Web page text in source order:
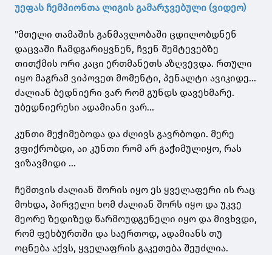
უეფას ჩემპიონთა ლიგის გამარჯვებული (ვიდეო)
"მთელი თამაშის განმავლობაში ცდილობდნენ
დაცვაში ჩამდგარიყვნენ, ჩვენ შემტევებზე
თითქმის ორი კაცი ერთმანეთს აზღვევდა. რთული
იყო მაგრამ ვიპოვეთ მომენტი, პენალტი ავიკიდე...
ძალიან ბედნიერი ვარ რომ გუნდს დავეხმარე.
უბედნიერესი ადამიანი ვარ...
კუნთი მეჭიმებოდა და ძლივს გავრბოდი. მერე
ვფიქრობდი, აი კუნთი რომ არ გაჭიმულიყო, რას
ვიზავმიდი ...
ჩემთვის ძალიან შორის იყო ეს ყველაფერი ის რაც
მოხდა, პირველი ხომ ძალიან შორს იყო და უკვე
მეორე ზედიზედ წარმოუდგენელი იყო და მივხვდი,
რომ ფეხბურთში და საერთოდ, ადამიანს თუ
ოცნება აქვს, ყველაფრის გაკეთება შეუძლია.